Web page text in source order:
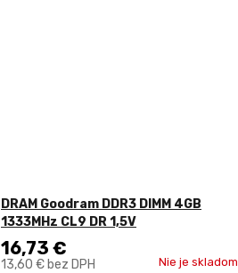
DRAM Goodram DDR3 DIMM 4GB
1333MHz CL9 DR 1,5V
16,73 €
13,60 € bez DPH Nie je skladom